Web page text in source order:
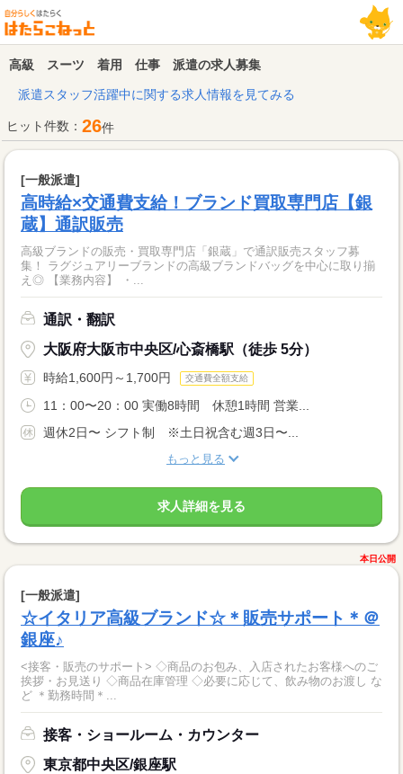
高級 スーツ 着用 仕事 派遣の求人募集
派遣スタッフ活躍中に関する求人情報を見てみる
ヒット件数： 26件
[一般派遣]
高時給×交通費支給！ブランド買取専門店【銀
蔵】通訳販売
高級ブランドの販売・買取専門店「銀蔵」で通訳販売スタッフ募
集！ ラグジュアリーブランドの高級ブランドバッグを中心に取り揃
え◎ 【業務内容】 ・...
通訳・翻訳
大阪府大阪市中央区/心斎橋駅（徒歩 5分）
時給1,600円～1,700円 交通費全額支給
11：00〜20：00 実働8時間 休憩1時間 営業...
週休2日〜 シフト制 ※土日祝含む週3日〜...
もっと見る
求人詳細を見る
本日公開
[一般派遣]
☆イタリア高級ブランド☆＊販売サポート＊＠
銀座♪
<接客・販売のサポート> ◇商品のお包み、入店されたお客様へのご
挨拶・お見送り ◇商品在庫管理 ◇必要に応じて、飲み物のお渡し な
ど ＊勤務時間＊...
接客・ショールーム・カウンター
東京都中央区/銀座駅